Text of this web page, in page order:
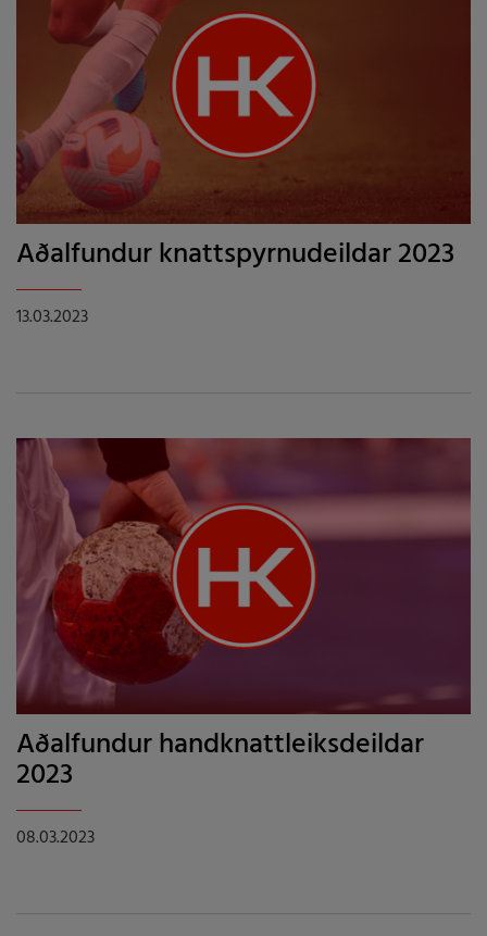
Aðalfundur knattspyrnudeildar 2023
13.03.2023
Aðalfundur handknattleiksdeildar
2023
08.03.2023